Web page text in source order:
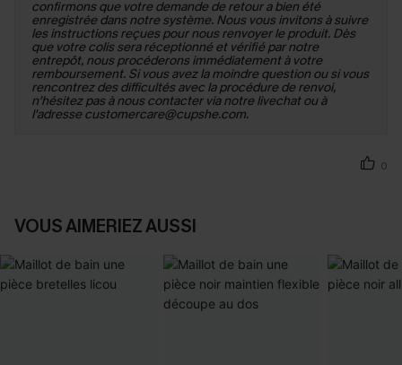
confirmons que votre demande de retour a bien été
enregistrée dans notre système. Nous vous invitons à suivre
les instructions reçues pour nous renvoyer le produit. Dès
que votre colis sera réceptionné et vérifié par notre
entrepôt, nous procéderons immédiatement à votre
remboursement. Si vous avez la moindre question ou si vous
rencontrez des difficultés avec la procédure de renvoi,
n'hésitez pas à nous contacter via notre livechat ou à
l'adresse customercare@cupshe.com.
0
VOUS AIMERIEZ AUSSI